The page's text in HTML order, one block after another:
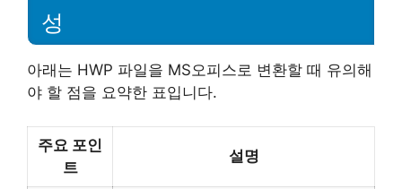
성
아래는 HWP 파일을 MS오피스로 변환할 때 유의해
야 할 점을 요약한 표입니다.
주요 포인
트
설명